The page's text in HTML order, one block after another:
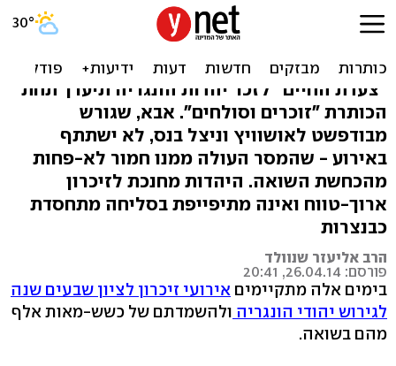
לאסיר 34378 אין רשות
"צעדת החיים" לזכר יהדות הונגריה תיערך תחת
הכותרת "זוכרים וסולחים". אבא, שגורש
מבודפשט לאושוויץ וניצל בנס, לא ישתתף
באירוע - שהמסר העולה ממנו חמור לא-פחות
מהכחשת השואה. היהדות מחנכת לזיכרון
ארוך-טווח ואינה מתיפייפת בסליחה מתחסדת
כבנצרות
הרב אליעזר שנוולד
פורסם: 26.04.14, 20:41
בימים אלה מתקיימים אירועי זיכרון לציון שבעים שנה
לגירוש יהודי הונגריה ולהשמדתם של כשש-מאות אלף
מהם בשואה.